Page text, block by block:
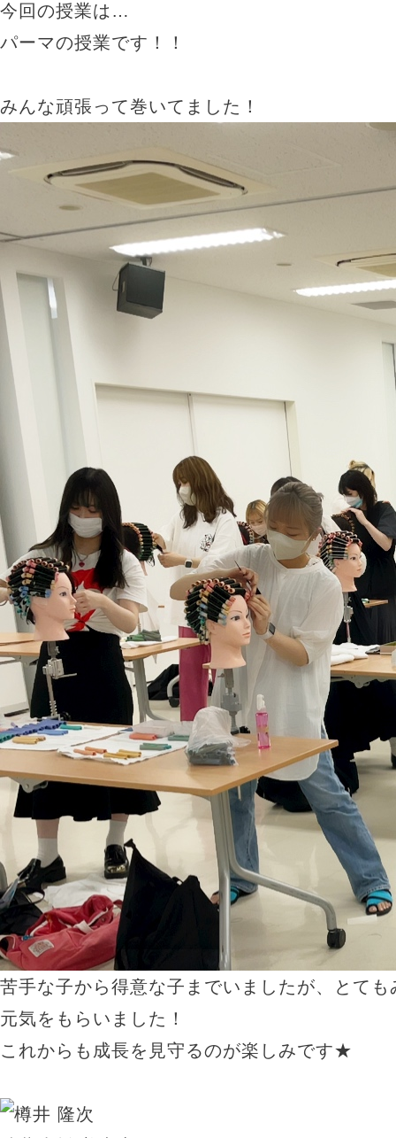
今回の授業は…
パーマの授業です！！
みんな頑張って巻いてました！
苦手な子から得意な子までいましたが、とて
元気をもらいました！
これからも成長を見守るのが楽しみです★